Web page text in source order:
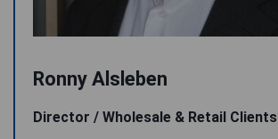
Ronny Alsleben
Director / Wholesale & Retail Clients